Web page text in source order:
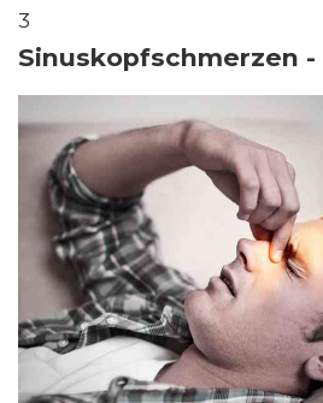
3
Sinuskopfschmerzen